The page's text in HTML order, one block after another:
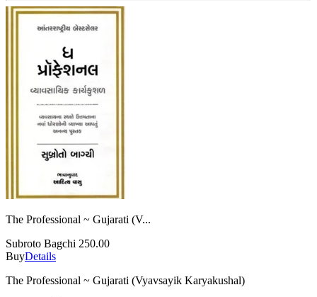
The Professional ~ Gujarati (V...
Subroto Bagchi 250.00
BuyDetails
The Professional ~ Gujarati (Vyavsayik Karyakushal)